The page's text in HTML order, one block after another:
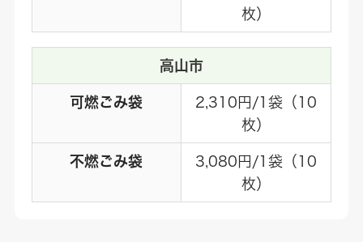
枚）
高山市
可燃ごみ袋
2,310円/1袋（10
枚）
不燃ごみ袋
3,080円/1袋（10
枚）